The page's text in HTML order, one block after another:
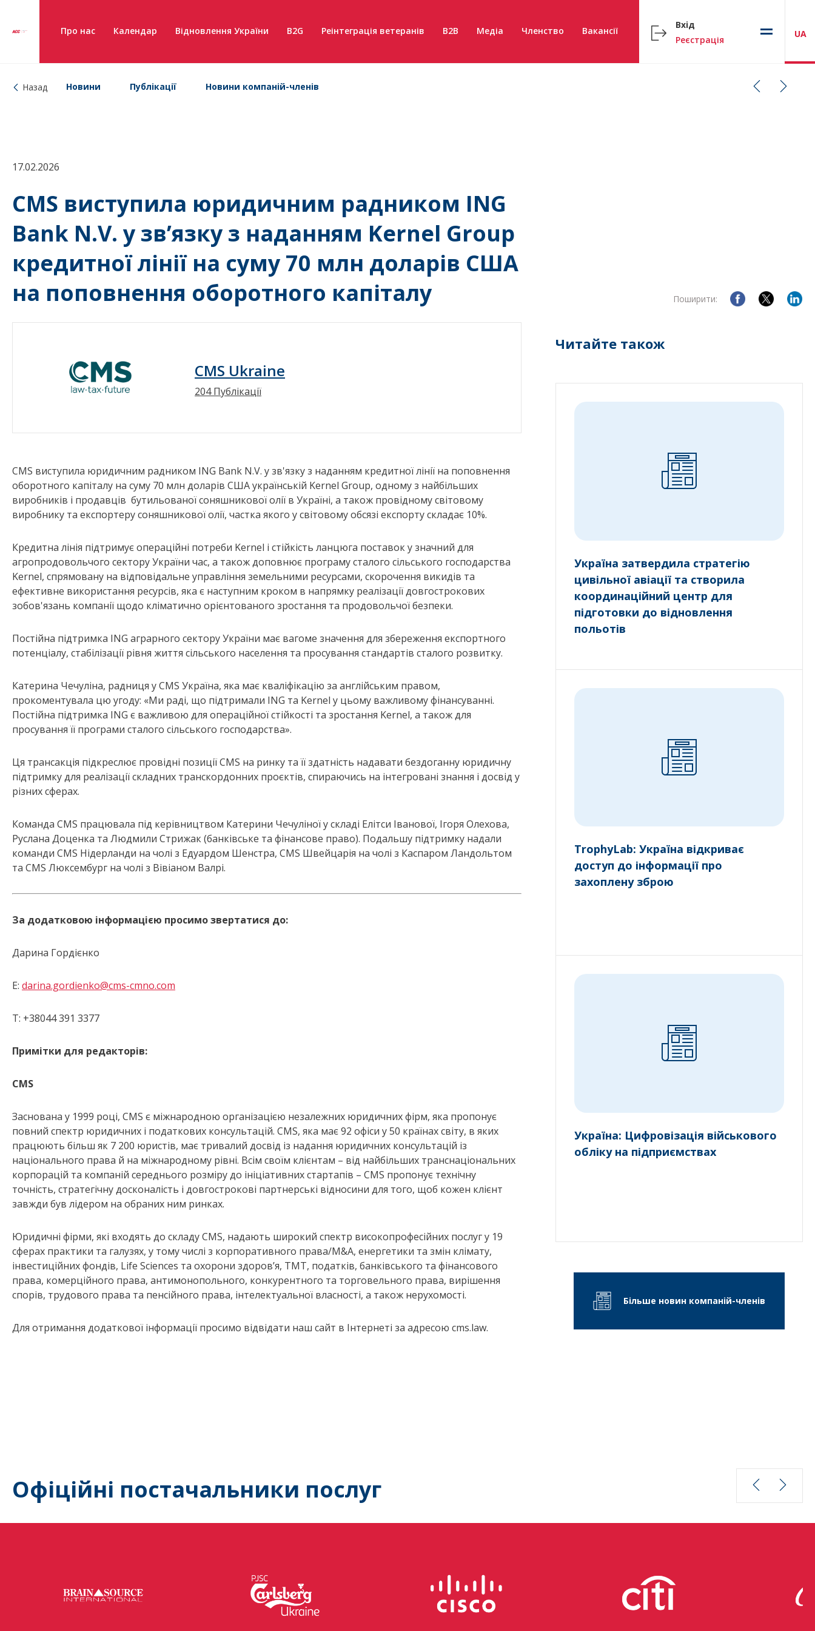
Про нас Календар Відновлення України B2G Реінтеграція ветеранів B2B Медіа Членство Вакансії
Вхід
Реєстрація
UA
Назад Новини Публікації Новини компаній-членів
17.02.2026
CMS виступила юридичним радником ING
Bank N.V. у зв’язку з наданням Kernel Group
кредитної лінії на суму 70 млн доларів США
на поповнення оборотного капіталу
Поширити:
CMS Ukraine
204 Публікації
CMS виступила юридичним радником ING Bank N.V. у зв'язку з наданням кредитної лінії на поповнення
оборотного капіталу на суму 70 млн доларів США українській Kernel Group, одному з найбільших
виробників і продавців бутильованої соняшникової олії в Україні, а також провідному світовому
виробнику та експортеру соняшникової олії, частка якого у світовому обсязі експорту складає 10%.
Кредитна лінія підтримує операційні потреби Kernel і стійкість ланцюга поставок у значний для
агропродовольчого сектору України час, а також доповнює програму сталого сільського господарства
Kernel, спрямовану на відповідальне управління земельними ресурсами, скорочення викидів та
ефективне використання ресурсів, яка є наступним кроком в напрямку реалізації довгострокових
зобов'язань компанії щодо кліматично орієнтованого зростання та продовольчої безпеки.
Постійна підтримка ING аграрного сектору України має вагоме значення для збереження експортного
потенціалу, стабілізації рівня життя сільського населення та просування стандартів сталого розвитку.
Катерина Чечуліна, радниця у CMS Україна, яка має кваліфікацію за англійським правом,
прокоментувала цю угоду: «Ми раді, що підтримали ING та Kernel у цьому важливому фінансуванні.
Постійна підтримка ING є важливою для операційної стійкості та зростання Kernel, а також для
просування її програми сталого сільського господарства».
Ця трансакція підкреслює провідні позиції CMS на ринку та її здатність надавати бездоганну юридичну
підтримку для реалізації складних транскордонних проєктів, спираючись на інтегровані знання і досвід у
різних сферах.
Команда CMS працювала під керівництвом Катерини Чечуліної у складі Елітси Іванової, Ігоря Олехова,
Руслана Доценка та Людмили Стрижак (банківське та фінансове право). Подальшу підтримку надали
команди CMS Нідерланди на чолі з Едуардом Шенстра, CMS Швейцарія на чолі з Каспаром Ландольтом
та CMS Люксембург на чолі з Вівіаном Валрі.
За додатковою інформацією просимо звертатися до:
Дарина Гордієнко
E: darina.gordienko@cms-cmno.com
Т: +38044 391 3377
Примітки для редакторів:
CMS
Заснована у 1999 році, CMS є міжнародною організацією незалежних юридичних фірм, яка пропонує
повний спектр юридичних і податкових консультацій. CMS, яка має 92 офіси у 50 країнах світу, в яких
працюють більш як 7 200 юристів, має тривалий досвід із надання юридичних консультацій із
національного права й на міжнародному рівні. Всім своїм клієнтам – від найбільших транснаціональних
корпорацій та компаній середнього розміру до ініціативних стартапів – CMS пропонує технічну
точність, стратегічну досконалість і довгострокові партнерські відносини для того, щоб кожен клієнт
завжди був лідером на обраних ним ринках.
Юридичні фірми, які входять до складу CMS, надають широкий спектр високопрофесійних послуг у 19
сферах практики та галузях, у тому числі з корпоративного права/M&A, енергетики та змін клімату,
інвестиційних фондів, Life Sciences та охорони здоров’я, ТМТ, податків, банківського та фінансового
права, комерційного права, антимонопольного, конкурентного та торговельного права, вирішення
спорів, трудового права та пенсійного права, інтелектуальної власності, а також нерухомості.
Для отримання додаткової інформації просимо відвідати наш сайт в Інтернеті за адресою cms.law.
Читайте також
Україна затвердила стратегію
цивільної авіації та створила
координаційний центр для
підготовки до відновлення
польотів
TrophyLab: Україна відкриває
доступ до інформації про
захоплену зброю
Україна: Цифровізація військового
обліку на підприємствах
Більше новин компаній-членів
Офіційні постачальники послуг